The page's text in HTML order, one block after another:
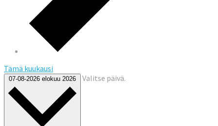
Tämä kuukausi
07-08-2026 elokuu 2026 Valitse päivä.